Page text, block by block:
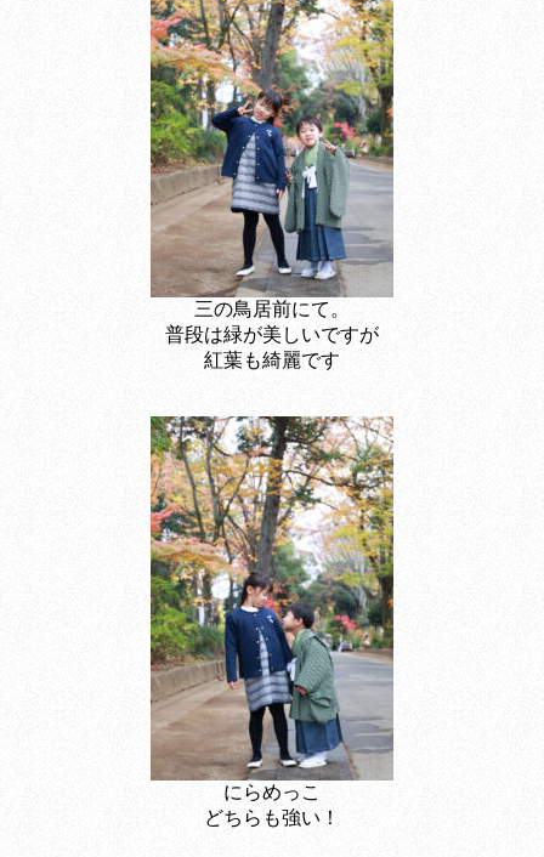
三の鳥居前にて。
普段は緑が美しいですが
紅葉も綺麗です
にらめっこ
どちらも強い！